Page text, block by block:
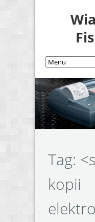
Tag:
kopii